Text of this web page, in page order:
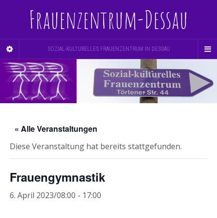
Frauenzentrum-Dessau
SOZIAL-KULTURELLES FRAUENZENTRUM IN DESSAU
« Alle Veranstaltungen
Diese Veranstaltung hat bereits stattgefunden.
Frauengymnastik
6. April 2023/08:00 - 17:00